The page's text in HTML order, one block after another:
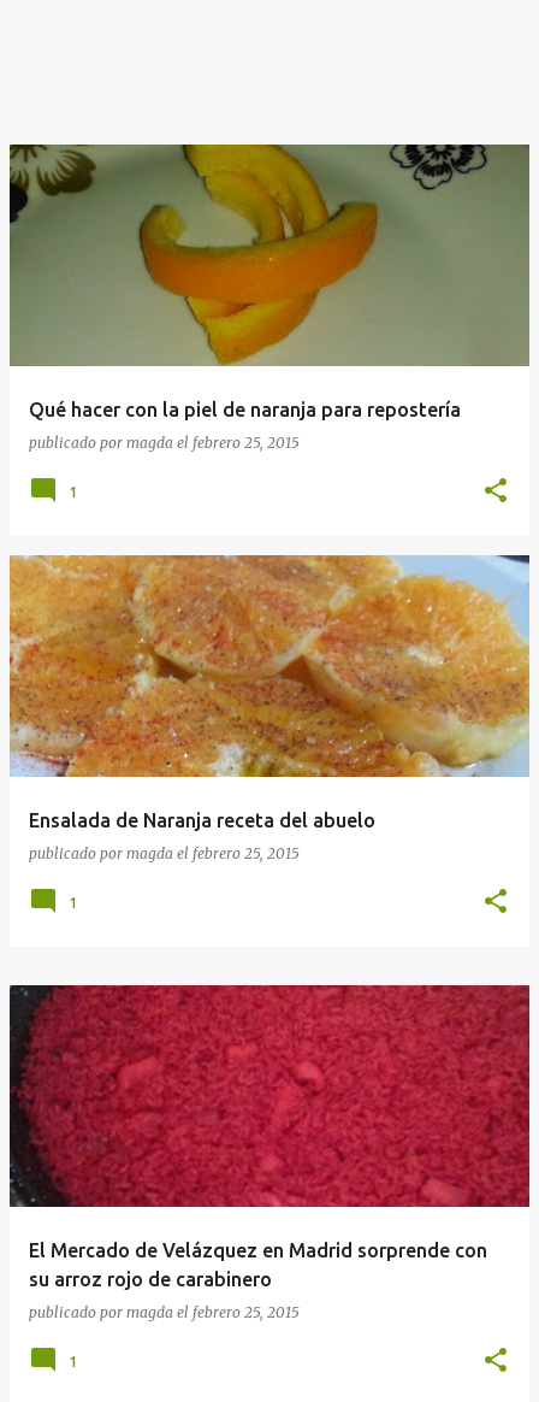
Qué hacer con la piel de naranja para repostería
publicado por magda el febrero 25, 2015
1
Ensalada de Naranja receta del abuelo
publicado por magda el febrero 25, 2015
1
El Mercado de Velázquez en Madrid sorprende con
su arroz rojo de carabinero
publicado por magda el febrero 25, 2015
1